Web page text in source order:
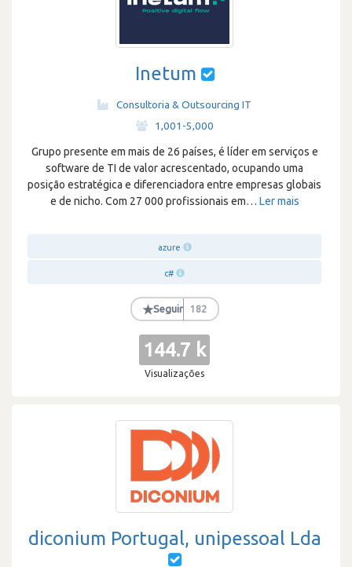
Inetum
Consultoria & Outsourcing IT
1,001-5,000
Grupo presente em mais de 26 países, é líder em serviços e
software de TI de valor acrescentado, ocupando uma
posição estratégica e diferenciadora entre empresas globais
e de nicho. Com 27 000 profissionais em… Ler mais
azure
c#
★Seguir 182
144.7 k
Visualizações
diconium Portugal, unipessoal Lda